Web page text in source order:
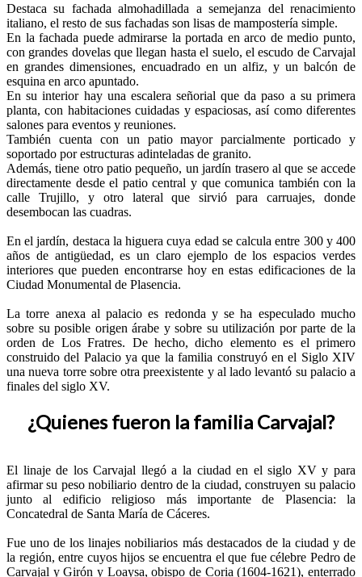
Destaca su fachada almohadillada a semejanza del renacimiento
italiano, el resto de sus fachadas son lisas de mampostería simple.
En la fachada puede admirarse la portada en arco de medio punto,
con grandes dovelas que llegan hasta el suelo, el escudo de Carvajal
en grandes dimensiones, encuadrado en un alfiz, y un balcón de
esquina en arco apuntado.
En su interior hay una escalera señorial que da paso a su primera
planta, con habitaciones cuidadas y espaciosas, así como diferentes
salones para eventos y reuniones.
También cuenta con un patio mayor parcialmente porticado y
soportado por estructuras adinteladas de granito.
Además, tiene otro patio pequeño, un jardín trasero al que se accede
directamente desde el patio central y que comunica también con la
calle Trujillo, y otro lateral que sirvió para carruajes, donde
desembocan las cuadras.
En el jardín, destaca la higuera cuya edad se calcula entre 300 y 400
años de antigüedad, es un claro ejemplo de los espacios verdes
interiores que pueden encontrarse hoy en estas edificaciones de la
Ciudad Monumental de Plasencia.
La torre anexa al palacio es redonda y se ha especulado mucho
sobre su posible origen árabe y sobre su utilización por parte de la
orden de Los Fratres. De hecho, dicho elemento es el primero
construido del Palacio ya que la familia construyó en el Siglo XIV
una nueva torre sobre otra preexistente y al lado levantó su palacio a
finales del siglo XV.
¿Quienes fueron la familia Carvajal?
El linaje de los Carvajal llegó a la ciudad en el siglo XV y para
afirmar su peso nobiliario dentro de la ciudad, construyen su palacio
junto al edificio religioso más importante de Plasencia: la
Concatedral de Santa María de Cáceres.
Fue uno de los linajes nobiliarios más destacados de la ciudad y de
la región, entre cuyos hijos se encuentra el que fue célebre Pedro de
Carvajal y Girón y Loaysa, obispo de Coria (1604-1621), enterrado